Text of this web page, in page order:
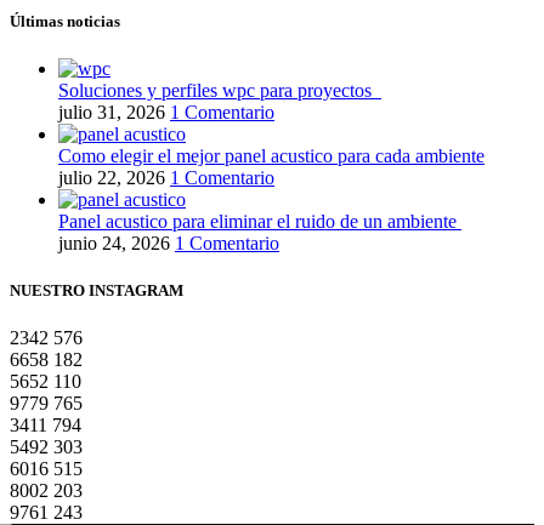
Últimas noticias
Soluciones y perfiles wpc para proyectos
julio 31, 2026 1 Comentario
Como elegir el mejor panel acustico para cada ambiente
julio 22, 2026 1 Comentario
Panel acustico para eliminar el ruido de un ambiente
junio 24, 2026 1 Comentario
NUESTRO INSTAGRAM
2342 576
6658 182
5652 110
9779 765
3411 794
5492 303
6016 515
8002 203
9761 243